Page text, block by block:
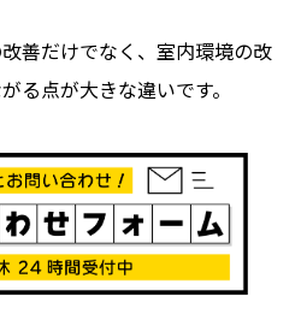
善だけでなく、室内環境の改
る点が大きな違いです。